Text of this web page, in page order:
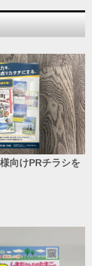
向けPRチラシを